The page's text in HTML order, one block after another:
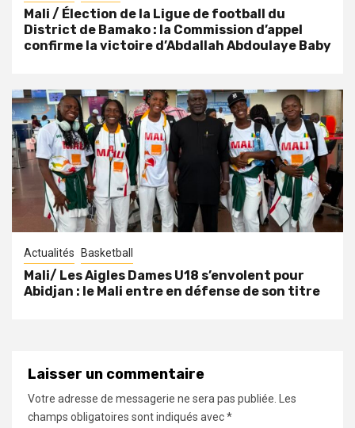
Mali / Élection de la Ligue de football du
District de Bamako : la Commission d’appel
confirme la victoire d’Abdallah Abdoulaye Baby
Actualités Basketball
Mali/ Les Aigles Dames U18 s’envolent pour
Abidjan : le Mali entre en défense de son titre
Laisser un commentaire
Votre adresse de messagerie ne sera pas publiée. Les
champs obligatoires sont indiqués avec*